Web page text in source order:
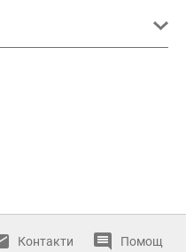
Контакти Помощ